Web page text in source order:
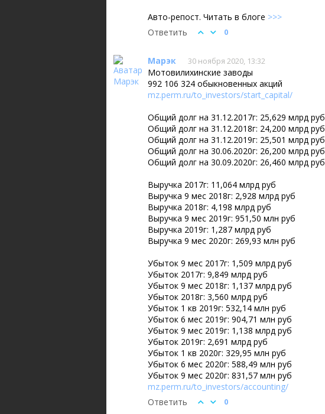
Авто-репост. Читать в блоге >>>
Ответить
0
Марэк 30 ноября 2020, 13:32
Мотовилихинские заводы
992 106 324 обыкновенных акций
mz.perm.ru/to_investors/start_capital/
Общий долг на 31.12.2017г: 25,629 млрд руб
Общий долг на 31.12.2018г: 24,200 млрд руб
Общий долг на 31.12.2019г: 25,501 млрд руб
Общий долг на 30.06.2020г: 26,200 млрд руб
Общий долг на 30.09.2020г: 26,460 млрд руб
Выручка 2017г: 11,064 млрд руб
Выручка 9 мес 2018г: 2,928 млрд руб
Выручка 2018г: 4,198 млрд руб
Выручка 9 мес 2019г: 951,50 млн руб
Выручка 2019г: 1,287 млрд руб
Выручка 9 мес 2020г: 269,93 млн руб
Убыток 9 мес 2017г: 1,509 млрд руб
Убыток 2017г: 9,849 млрд руб
Убыток 9 мес 2018г: 1,137 млрд руб
Убыток 2018г: 3,560 млрд руб
Убыток 1 кв 2019г: 532,14 млн руб
Убыток 6 мес 2019г: 904,71 млн руб
Убыток 9 мес 2019г: 1,138 млрд руб
Убыток 2019г: 2,691 млрд руб
Убыток 1 кв 2020г: 329,95 млн руб
Убыток 6 мес 2020г: 588,49 млн руб
Убыток 9 мес 2020г: 831,57 млн руб
mz.perm.ru/to_investors/accounting/
Ответить
0